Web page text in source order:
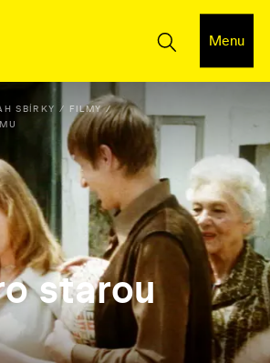
Menu
SBÍRKY
FILMY
starou